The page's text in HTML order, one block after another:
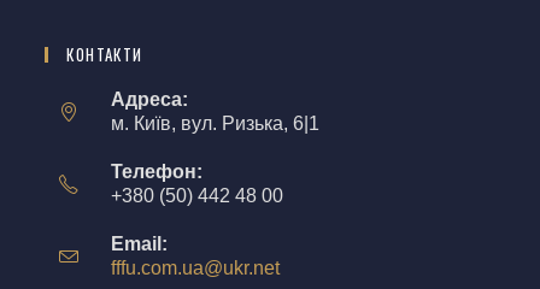
КОНТАКТИ
Адреса:
м. Київ, вул. Ризька, 6|1
Телефон:
+380 (50) 442 48 00
Email:
fffu.com.ua@ukr.net